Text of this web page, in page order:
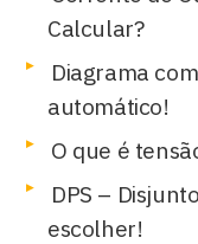
Calcular?
Diagrama
automático!
O que é
DPS –
escolher!